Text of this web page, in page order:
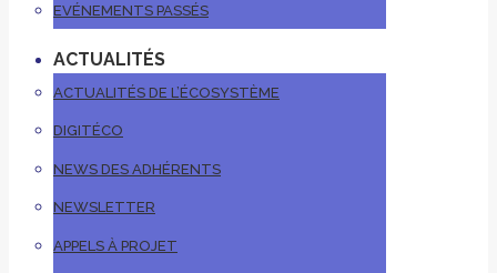
EVÉNEMENTS PASSÉS
ACTUALITÉS
ACTUALITÉS DE L’ÉCOSYSTÈME
DIGITÉCO
NEWS DES ADHÉRENTS
NEWSLETTER
APPELS À PROJET